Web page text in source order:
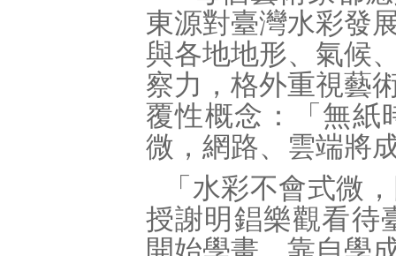
東源對臺灣水彩發
與各地地形、氣候
察力，格外重視藝
覆性概念：「無紙
微，網路、雲端將
「水彩不會式微
授謝明錩樂觀看待